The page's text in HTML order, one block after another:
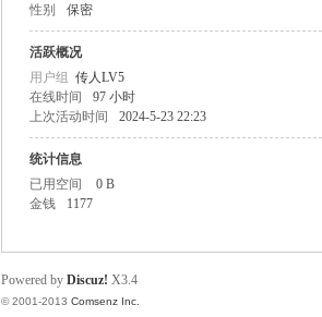
M
性别 保密
活跃概况
用户组 传人LV5
在线时间
97 小时
上次活动时间
2024-5-23 22:23
统计信息
已用空间
0 B
金钱
1177
Powered by Discuz! X3.4
© 2001-2013 Comsenz Inc.